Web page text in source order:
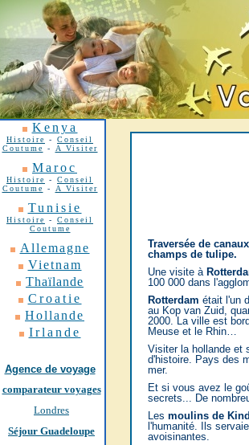
Kenya
Histoire -
Conseil
Coutume
- A Visiter
Maroc
Histoire - Conseil
Coutume
- A Visiter
Tunisie
Histoire - Conseil
Coutume
Allemagne
Vietnam
Thaïlande
Croatie
Hollande
Irlande
Agence de voyage
comparateur voyages
Londres
Séjour Guadeloupe
Traversée de
champs de tulipe.
Une visite à
100 000 dans
Rotterdam était l'un
au Kop van Zuid,
2000. La ville est
Meuse et le Rhin…
Visiter la hollande et
d'histoire. Pays des
mer.
Et si vous avez le
secrets... De
Les moulins de
l'humanité. Ils
avoisinantes.